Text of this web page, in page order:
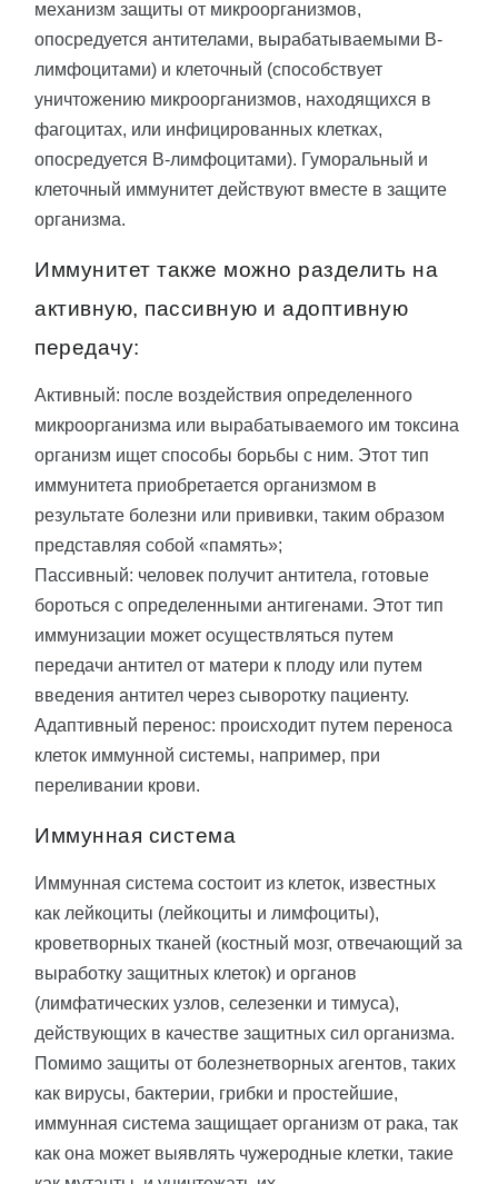
механизм защиты от микроорганизмов,
опосредуется антителами, вырабатываемыми В-
лимфоцитами) и клеточный (способствует
уничтожению микроорганизмов, находящихся в
фагоцитах, или инфицированных клетках,
опосредуется В-лимфоцитами). Гуморальный и
клеточный иммунитет действуют вместе в защите
организма.
Иммунитет также можно разделить на
активную, пассивную и адоптивную
передачу:
Активный: после воздействия определенного
микроорганизма или вырабатываемого им токсина
организм ищет способы борьбы с ним. Этот тип
иммунитета приобретается организмом в
результате болезни или прививки, таким образом
представляя собой «память»;
Пассивный: человек получит антитела, готовые
бороться с определенными антигенами. Этот тип
иммунизации может осуществляться путем
передачи антител от матери к плоду или путем
введения антител через сыворотку пациенту.
Адаптивный перенос: происходит путем переноса
клеток иммунной системы, например, при
переливании крови.
Иммунная система
Иммунная система состоит из клеток, известных
как лейкоциты (лейкоциты и лимфоциты),
кроветворных тканей (костный мозг, отвечающий за
выработку защитных клеток) и органов
(лимфатических узлов, селезенки и тимуса),
действующих в качестве защитных сил организма.
Помимо защиты от болезнетворных агентов, таких
как вирусы, бактерии, грибки и простейшие,
иммунная система защищает организм от рака, так
как она может выявлять чужеродные клетки, такие